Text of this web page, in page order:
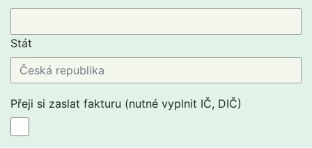
Stát
Přeji si zaslat fakturu (nutné vyplnit IČ, DIČ)